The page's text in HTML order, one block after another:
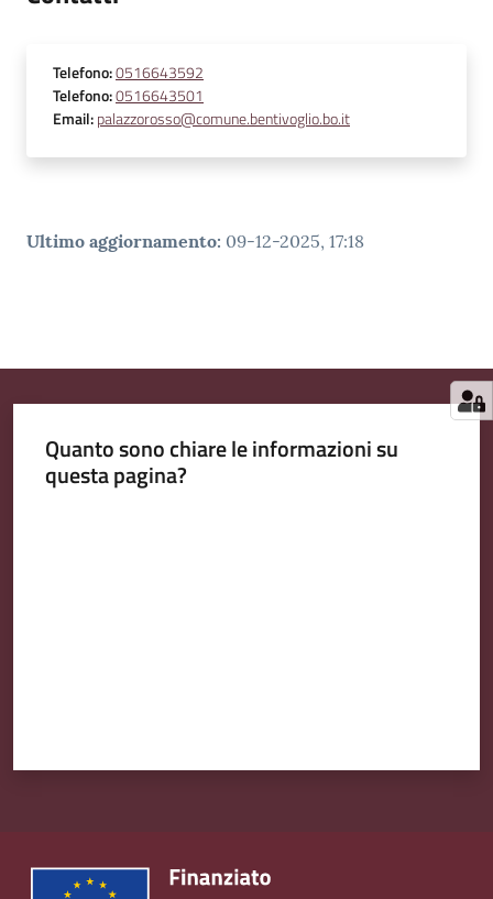
Telefono:0516643592
Telefono:0516643501
Email:palazzorosso@comune.bentivoglio.bo.it
Ultimo aggiornamento: 09-12-2025, 17:18
Quanto sono chiare le informazioni su
questa pagina?